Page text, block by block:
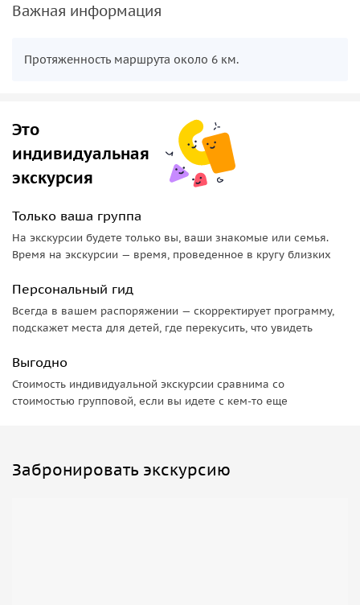
Важная информация
Протяженность маршрута около 6 км.
Это
индивидуальная
экскурсия
Только ваша группа
На экскурсии будете только вы, ваши знакомые или семья.
Время на экскурсии — время, проведенное в кругу близких
Персональный гид
Всегда в вашем распоряжении — скорректирует программу,
подскажет места для детей, где перекусить, что увидеть
Выгодно
Стоимость индивидуальной экскурсии сравнима со
стоимостью групповой, если вы идете с кем-то еще
Забронировать экскурсию